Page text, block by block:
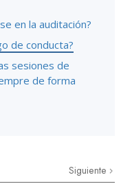
en la auditación?
de conducta?
sesiones de
de forma
Siguiente